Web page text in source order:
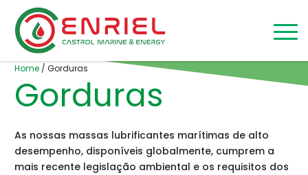
Skip to content
Home/ Gorduras
Gorduras
As nossas massas lubrificantes marítimas de alto
desempenho, disponíveis globalmente, cumprem a
mais recente legislação ambiental e os requisitos dos